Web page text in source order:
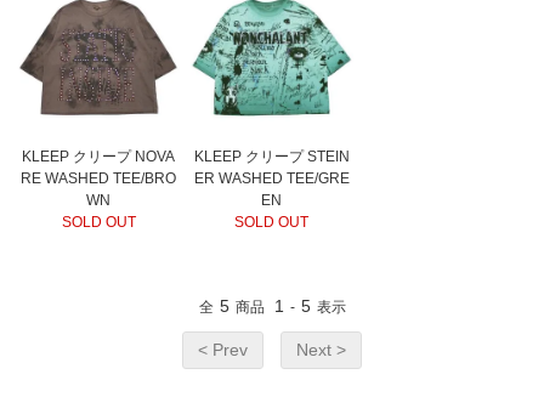
KLEEP クリープ NOVA
RE WASHED TEE/BRO
WN
SOLD OUT
KLEEP クリープ STEIN
ER WASHED TEE/GRE
EN
SOLD OUT
全 5 商品 1 - 5 表示
< Prev Next >